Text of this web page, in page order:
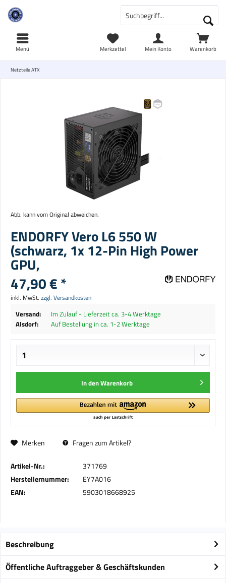
Warenkorb
Merkzettel Mein Konto
Menü
Netzteile ATX
Abb. kann vom Original abweichen.
ENDORFY Vero L6 550 W
(schwarz, 1x 12-Pin High Power
GPU,
47,90 € *
inkl. MwSt. zzgl. Versandkosten
Versand:
Im Zulauf - Lieferzeit ca. 3-4 Werktage
Alsdorf:
Auf Bestellung in ca. 1-2 Werktage
In denWarenkorb
Merken Fragen zum Artikel?
Artikel-Nr.:
371769
Herstellernummer:
EY7A016
EAN:
5903018668925
Beschreibung
Öffentliche Auftraggeber & Geschäftskunden